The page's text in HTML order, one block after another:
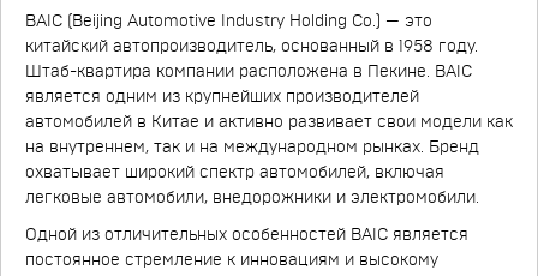
BAIC (Beijing Automotive Industry Holding Co.) — это
китайский автопроизводитель, основанный в 1958 году.
Штаб-квартира компании расположена в Пекине. BAIC
является одним из крупнейших производителей
автомобилей в Китае и активно развивает свои модели как
на внутреннем, так и на международном рынках. Бренд
охватывает широкий спектр автомобилей, включая
легковые автомобили, внедорожники и электромобили.
Одной из отличительных особенностей BAIC является
постоянное стремление к инновациям и высокому